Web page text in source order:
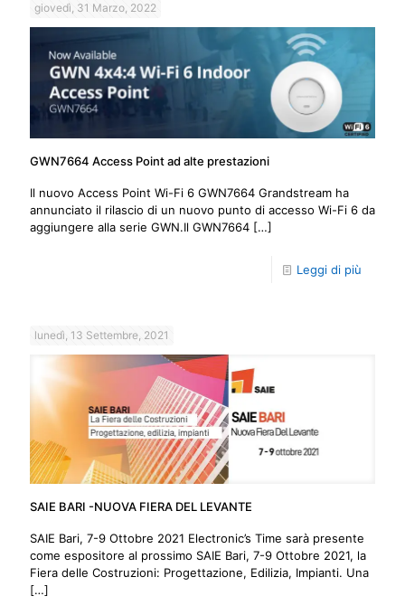
giovedì, 31 Marzo, 2022
GWN7664 Access Point ad alte prestazioni
Il nuovo Access Point Wi-Fi 6 GWN7664 Grandstream ha
annunciato il rilascio di un nuovo punto di accesso Wi-Fi 6 da
aggiungere alla serie GWN.Il GWN7664 […]
Leggi di più
lunedì, 13 Settembre, 2021
SAIE BARI -NUOVA FIERA DEL LEVANTE
SAIE Bari, 7-9 Ottobre 2021 Electronic’s Time sarà presente
come espositore al prossimo SAIE Bari, 7-9 Ottobre 2021, la
Fiera delle Costruzioni: Progettazione, Edilizia, Impianti. Una
[…]